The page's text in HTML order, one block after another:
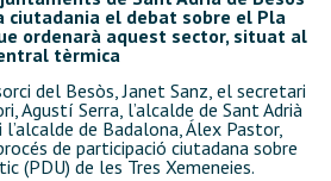
ciutadania el debat sobre el Pla
ordenarà aquest sector, situat al
tèrmica
del Besòs, Janet Sanz, el secretari
Agustí Serra, l’alcalde de Sant Adrià
l’alcalde de Badalona, Álex Pastor,
de participació ciutadana sobre
(PDU) de les Tres Xemeneies.